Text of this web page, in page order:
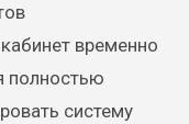
временно
полностью
систему